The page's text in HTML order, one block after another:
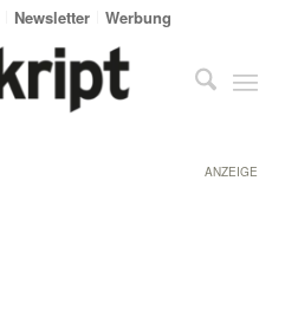
Newsletter Werbung
ANZEIGE